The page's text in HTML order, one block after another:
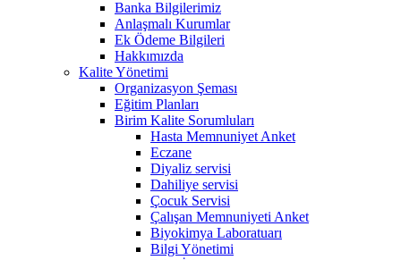
Banka Bilgilerimiz
Anlaşmalı Kurumlar
Ek Ödeme Bilgileri
Hakkımızda
Kalite Yönetimi
Organizasyon Şeması
Eğitim Planları
Birim Kalite Sorumluları
Hasta Memnuniyet Anket
Eczane
Diyaliz servisi
Dahiliye servisi
Çocuk Servisi
Çalışan Memnuniyeti Anket
Biyokimya Laboratuarı
Bilgi Yönetimi